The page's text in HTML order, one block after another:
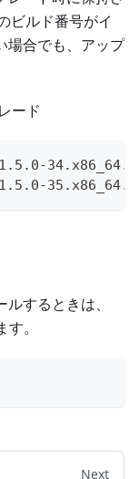
ビルド番号がイ
場合でも、アップ
ード
するときは、
。
Next